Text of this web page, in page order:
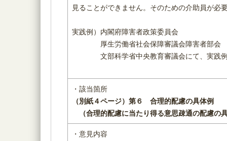
見ることができません。そのための介助員が必
実践例）内閣府障害者政策委員会
厚生労働省社会保障審議会障害者部会
文部科学省中央教育審議会にて、実践例
・該当箇所
（別紙４ページ） 第６ 合理的配慮の具体例
（合理的配慮に当たり得る意思疎通の配慮の
・意見内容